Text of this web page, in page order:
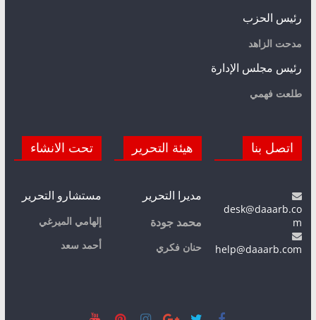
رئيس الحزب
مدحت الزاهد
رئيس مجلس الإدارة
طلعت فهمي
اتصل بنا
desk@daaarb.co
m
help@daaarb.com
هيئة التحرير
مديرا التحرير
محمد جودة
حنان فكري
تحت الانشاء
مستشارو التحرير
إلهامي الميرغي
أحمد سعد